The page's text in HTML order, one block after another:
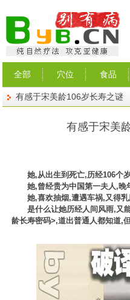
全部 穴位 食品
有感于宋美龄106岁长寿之谜
有感于宋美
她,从出生到死亡,历经106个
她,曾经贵为中国第一夫人,晚
她,喜欢抽烟,遭遇车祸,又得乳
是什么让她历经人间风雨,又能
龄长寿密码>,道出普通人都知道,